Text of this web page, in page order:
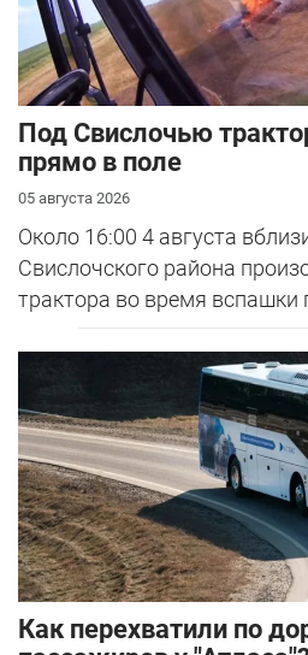
Под Свислочью
прямо в поле
05 августа 2026
Около 16:00 4 августа
Свислочского района
трактора во время вспашки
Как перехватили по